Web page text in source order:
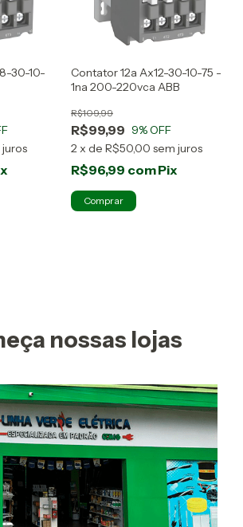
30-10-
Contator 12a Ax12-30-10-75 -
1na 200-220vca ABB
R$99,99
R$109,99
9% OFF
2x de R$50,00 sem juros
R$96,99 comPix
nossas lojas